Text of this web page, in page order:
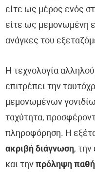
είτε ως μέρος ενός
είτε ως μεμονωμένη
ανάγκες του
Η τεχνολογία
επιτρέπει την
μεμονωμένων
ταχύτητα,
πληροφόρηση. Η
ακριβή διάγνωση, την
και τηνπρόληψη